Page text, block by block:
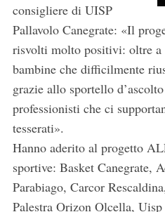
consigliere di UISP
Pallavolo Canegrate: «Il
risvolti molto positivi: oltre
bambine che difficilmente
grazie allo sportello
professionisti che ci
tesserati».
Hanno aderito al progetto
sportive: Basket Canegrate,
Parabiago, Carcor
Palestra Orizon Olcella,